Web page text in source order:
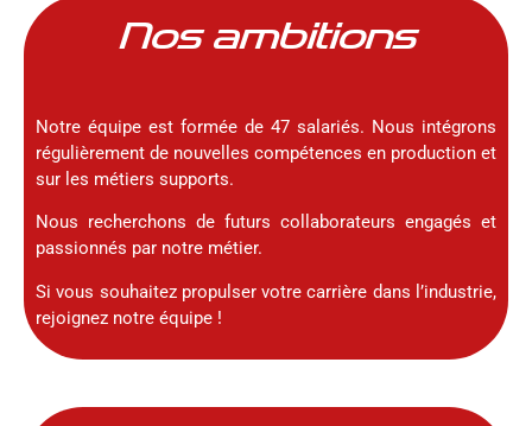
Nos ambitions
Notre équipe est formée de 47 salariés. Nous intégrons
régulièrement de nouvelles compétences en production et
sur les métiers supports.
Nous recherchons de futurs collaborateurs engagés et
passionnés par notre métier.
Si vous souhaitez propulser votre carrière dans l’industrie,
rejoignez notre équipe !